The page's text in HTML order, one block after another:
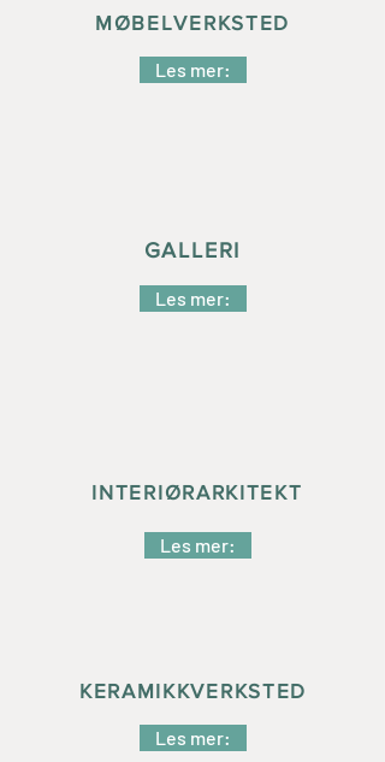
MØBELVERKSTED
Les mer:
GALLERI
Les mer:
INTERIØRARKITEKT
Les mer:
KERAMIKKVERKSTED
Les mer: